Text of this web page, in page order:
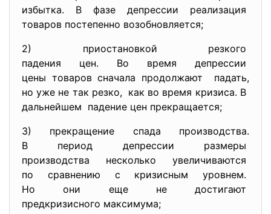
избытка. В фазе депрессии реализация
товаров постепенно возобновляется;
2) приостановкой резкого
падения цен. Во время депрессии
цены товаров сначала продолжают падать,
но уже не так резко, как во время кризиса. В
дальнейшем падение цен прекращается;
3) прекращение спада производства.
В период депрессии размеры
производства несколько увеличиваются
по сравнению с кризисным уровнем.
Но они еще не достигают
предкризисного максимума;